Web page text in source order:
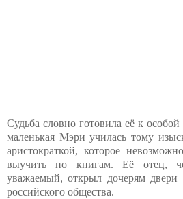
Судьба словно готовила её к
маленькая Мэри училась тому
аристократкой, которое
выучить по книгам. Её отец,
уважаемый, открыл дочерям
российского общества.